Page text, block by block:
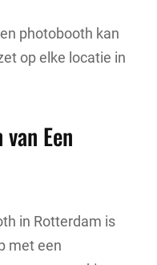
photobooth kan
op elke locatie in
Een
in Rotterdam is
met een